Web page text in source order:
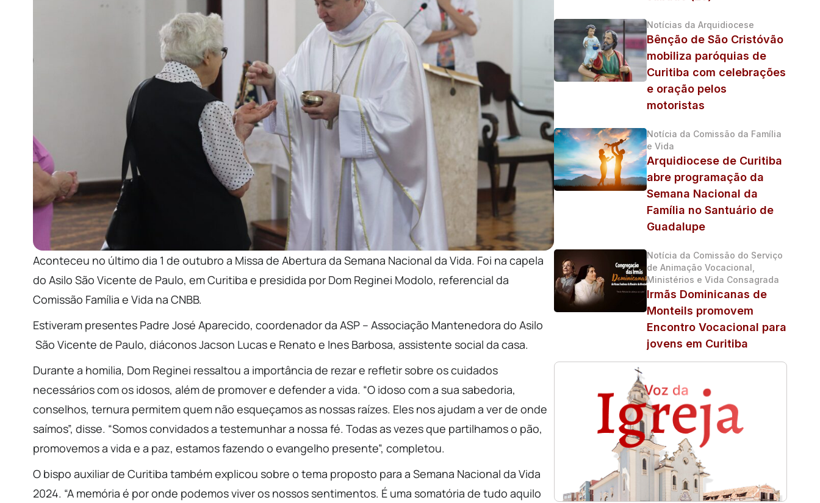
Aconteceu no último dia 1 de outubro a Missa de Abertura da Semana Nacional da Vida. Foi na capela
do Asilo São Vicente de Paulo, em Curitiba e presidida por Dom Reginei Modolo, referencial da
Comissão Família e Vida na CNBB.
Estiveram presentes Padre José Aparecido, coordenador da ASP – Associação Mantenedora do Asilo
São Vicente de Paulo, diáconos Jacson Lucas e Renato e Ines Barbosa, assistente social da casa.
Durante a homilia, Dom Reginei ressaltou a importância de rezar e refletir sobre os cuidados
necessários com os idosos, além de promover e defender a vida. “O idoso com a sua sabedoria,
conselhos, ternura permitem quem não esqueçamos as nossas raízes. Eles nos ajudam a ver de onde
saímos”, disse. “Somos convidados a testemunhar a nossa fé. Todas as vezes que partilhamos o pão,
promovemos a vida e a paz, estamos fazendo o evangelho presente”, completou.
O bispo auxiliar de Curitiba também explicou sobre o tema proposto para a Semana Nacional da Vida
2024. “A memória é por onde podemos viver os nossos sentimentos. É uma somatória de tudo aquilo
Notícias da Arquidiocese
Bênção de São Cristóvão
mobiliza paróquias de
Curitiba com celebrações
e oração pelos
motoristas
Notícia da Comissão da Família
e Vida
Arquidiocese de Curitiba
abre programação da
Semana Nacional da
Família no Santuário de
Guadalupe
Notícia da Comissão do Serviço
de Animação Vocacional,
Ministérios e Vida Consagrada
Irmãs Dominicanas de
Monteils promovem
Encontro Vocacional para
jovens em Curitiba